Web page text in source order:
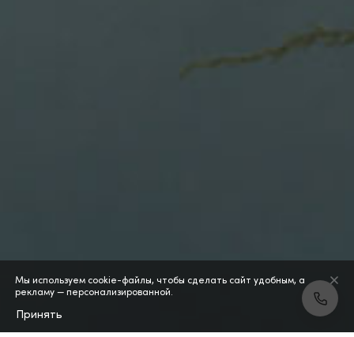
Мы используем cookie-файлы, чтобы сделать сайт удобным, а
рекламу — персонализированной.
Принять